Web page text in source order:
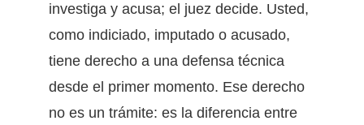
investiga y acusa; el juez decide. Usted,
como indiciado, imputado o acusado,
tiene derecho a una defensa técnica
desde el primer momento. Ese derecho
no es un trámite: es la diferencia entre